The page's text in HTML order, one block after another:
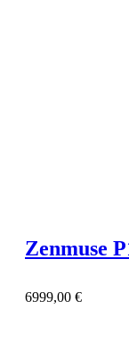
Zenmuse
6999,00 €